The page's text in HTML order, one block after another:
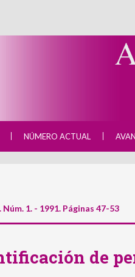
NÚMERO ACTUAL
Núm. 1. - 1991. Páginas 47-53
de